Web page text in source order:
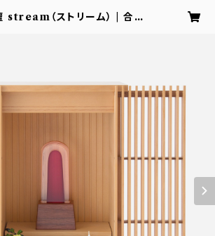
stream（ストリーム） | 合同